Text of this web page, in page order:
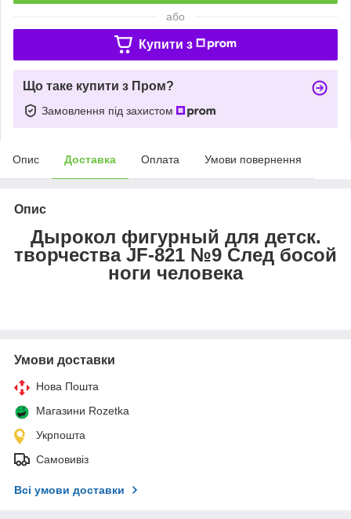
або
Купити з
Що таке купити з Пром?
Замовлення під захистом
Опис Доставка Оплата Умови повернення
Опис
Дырокол фигурный для детск.
творчества JF-821 №9 След босой
ноги человека
Умови доставки
Нова Пошта
Магазини Rozetka
Укрпошта
Самовивіз
Всі умови доставки